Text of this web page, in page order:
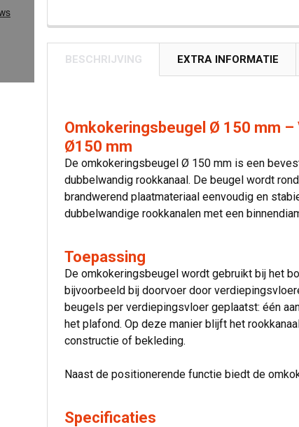
BESCHRIJVING EXTRA INFORMATIE
Omkokeringsbeugel Ø 150 mm
Ø150 mm
De omkokeringsbeugel Ø 150 mm is een
dubbelwandig rookkanaal. De beugel wordt
brandwerend plaatmateriaal eenvoudig en
dubbelwandige rookkanalen met een
Toepassing
De omkokeringsbeugel wordt gebruikt bij het
bijvoorbeeld bij doorvoer door
beugels per verdiepingsvloer geplaatst: één
het plafond. Op deze manier blijft het
constructie of bekleding.
Naast de positionerende functie biedt de
Specificaties